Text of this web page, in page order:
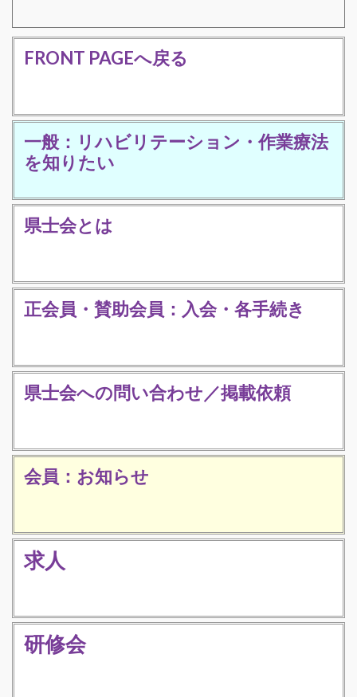
FRONT PAGEへ戻る
一般：リハビリテーション・作業療法
を知りたい
県士会とは
正会員・賛助会員：入会・各手続き
県士会への問い合わせ／掲載依頼
会員：お知らせ
求人
研修会